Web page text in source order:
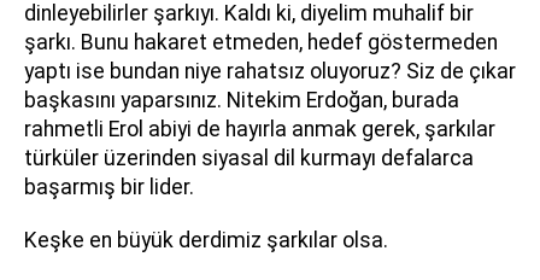
dinleyebilirler şarkıyı. Kaldı ki, diyelim muhalif bir
şarkı. Bunu hakaret etmeden, hedef göstermeden
yaptı ise bundan niye rahatsız oluyoruz? Siz de çıkar
başkasını yaparsınız. Nitekim Erdoğan, burada
rahmetli Erol abiyi de hayırla anmak gerek, şarkılar
türküler üzerinden siyasal dil kurmayı defalarca
başarmış bir lider.
Keşke en büyük derdimiz şarkılar olsa.